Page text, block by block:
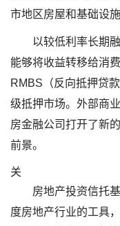
市地区房屋和基础设
以较低利率长期
能够将收益转移给消
RMBS（反向抵押贷
级抵押市场。外部商
房金融公司打开了新
前景。
关
房地产投资信托
度房地产行业的工具